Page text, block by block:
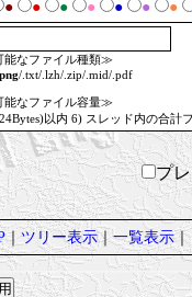
● ● ● ● ● ● ●
能なファイル種類≫
/.txt/.lzh/.zip/.mid/.pdf
能なファイル容量≫
以内 6) スレッド内の合計
プ
｜ツリー表示｜一覧表示｜